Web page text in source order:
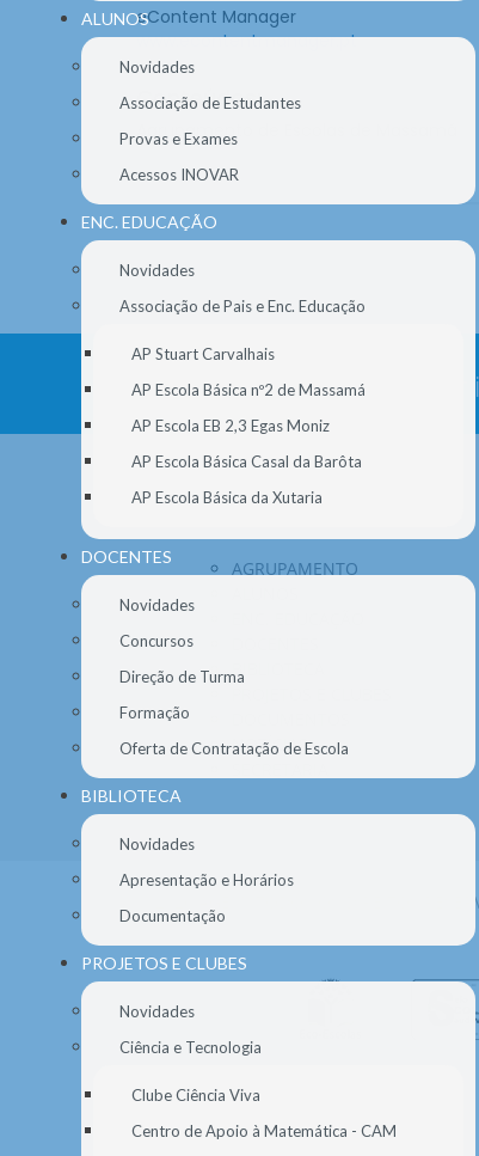
ALUNOS
Novidades
Associação de Estudantes
Provas e Exames
Acessos INOVAR
ENC. EDUCAÇÃO
Novidades
Associação de Pais e Enc. Educação
AP Stuart Carvalhais
AP Escola Básica nº2 de Massamá
AP Escola EB 2,3 Egas Moniz
AP Escola Básica Casal da Barôta
AP Escola Básica da Xutaria
DOCENTES
Novidades
Concursos
Direção de Turma
Formação
Oferta de Contratação de Escola
BIBLIOTECA
Novidades
Apresentação e Horários
Documentação
PROJETOS E CLUBES
Novidades
Ciência e Tecnologia
Clube Ciência Viva
Centro de Apoio à Matemática - CAM
eContent Manager
www.econtentmanager.pt
Conteúdos:
Agrupamento de Escolas de Massamá
Nunca deixe de
NAVEGAÇÃO
AGRUPAMENTO
BIBLIOTECA
NOTÍCIAS
© 2026 AGEM. TODOS OS DIREITOS